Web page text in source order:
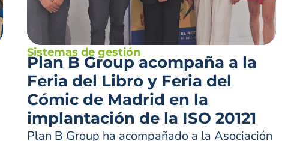
Sistemas de gestión
Plan B Group acompaña a la
Feria del Libro y Feria del
Cómic de Madrid en la
implantación de la ISO 20121
Plan B Group ha acompañado a la Asociación